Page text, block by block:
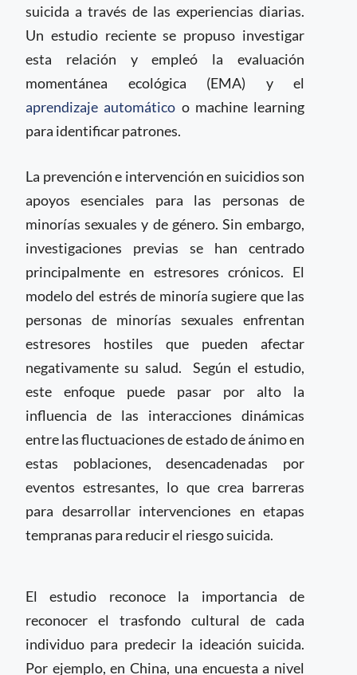
suicida a través de las experiencias diarias.
Un estudio reciente se propuso investigar
esta relación y empleó la evaluación
momentánea ecológica (EMA) y el
aprendizaje automático o machine learning
para identificar patrones.
La prevención e intervención en suicidios son
apoyos esenciales para las personas de
minorías sexuales y de género. Sin embargo,
investigaciones previas se han centrado
principalmente en estresores crónicos. El
modelo del estrés de minoría sugiere que las
personas de minorías sexuales enfrentan
estresores hostiles que pueden afectar
negativamente su salud. Según el estudio,
este enfoque puede pasar por alto la
influencia de las interacciones dinámicas
entre las fluctuaciones de estado de ánimo en
estas poblaciones, desencadenadas por
eventos estresantes, lo que crea barreras
para desarrollar intervenciones en etapas
tempranas para reducir el riesgo suicida.
El estudio reconoce la importancia de
reconocer el trasfondo cultural de cada
individuo para predecir la ideación suicida.
Por ejemplo, en China, una encuesta a nivel